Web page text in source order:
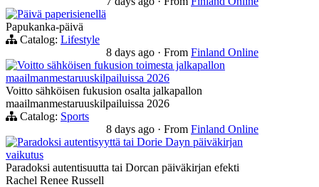
Päivä paperisienellä
Papukanka-päivä
Catalog: Lifestyle
8 days ago · From Finland Online
Voitto sähköisen fukusion toimesta jalkapallon
maailmanmestaruuskilpailuissa 2026
Voitto sähköisen fukusion osalta jalkapallon
maailmanmestaruuskilpailuissa 2026
Catalog: Sports
8 days ago · From Finland Online
Paradoksi autentisyyttä tai Dorie Dayn päiväkirjan
vaikutus
Paradoksi autentisuutta tai Dorcan päiväkirjan efekti
Rachel Renee Russell